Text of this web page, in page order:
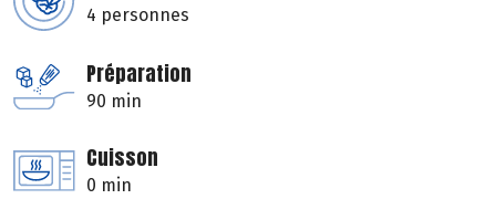
4 personnes
Préparation
90 min
Cuisson
0 min